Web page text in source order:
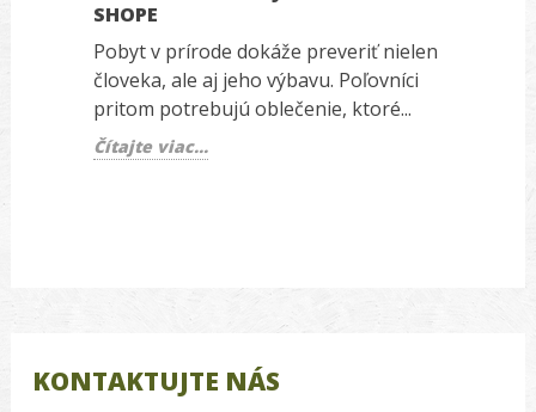
SHOPE
Pobyt v prírode dokáže preveriť nielen
človeka, ale aj jeho výbavu. Poľovníci
pritom potrebujú oblečenie, ktoré...
Čítajte viac...
KONTAKTUJTE NÁS